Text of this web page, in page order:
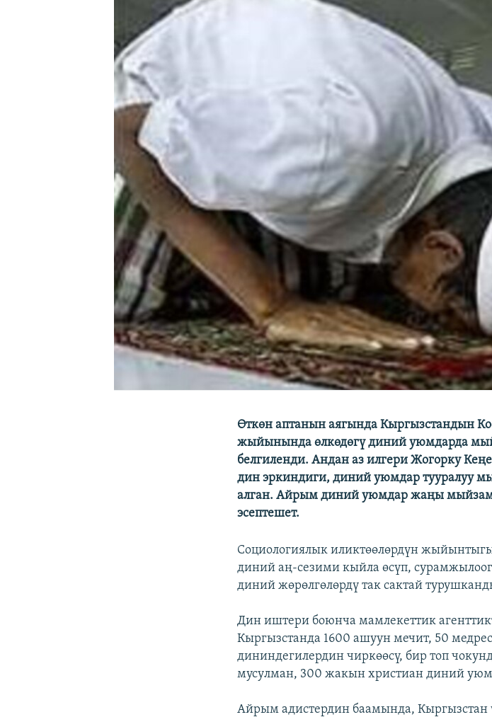
ЫҢГАЙСЫЗ СУРООЛОР
Өткөн аптанын аягында Кыргызстандын
жыйынында өлкөдөгү диний уюмдарда
белгиленди. Андан аз илгери Жогорку
дин эркиндиги, диний уюмдар тууралуу
алган. Айрым диний уюмдар жаңы мыйзам
эсептешет.
Социологиялык иликтөөлөрдүн
диний аң-сезими кыйла өсүп,
диний жөрөлгөлөрдү так сактай
Дин иштери боюнча мамлекеттик
Кыргызстанда 1600 ашуун мечит, 50
дининдегилердин чиркөөсү, бир топ
мусyлман, 300 жакын христиан диний
Айрым адистердин баамында, Кыргызстан